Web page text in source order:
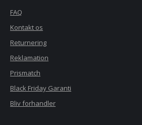
FAQ
Kontakt os
Returnering
Reklamation
Prismatch
Black Friday Garanti
Bliv forhandler